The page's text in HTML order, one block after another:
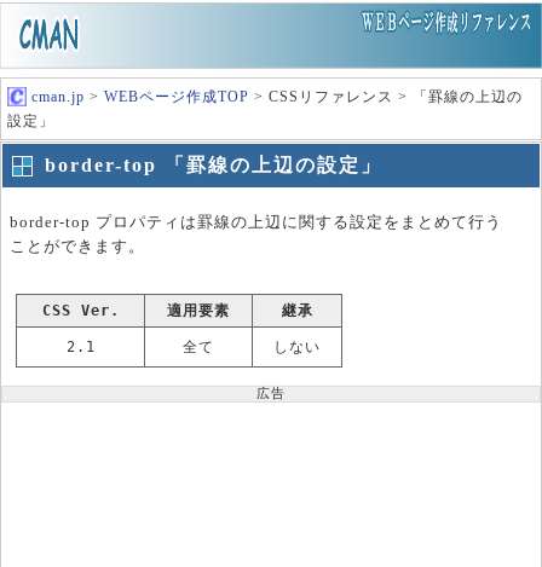
cman.jp > WEBページ作成TOP > CSSリファレンス > 「罫線の上辺の
設定」
border-top 「罫線の上辺の設定」
border-top プロパティは罫線の上辺に関する設定をまとめて行う
ことができます。
CSS Ver. 適用要素 継承
2.1 全て しない
広告